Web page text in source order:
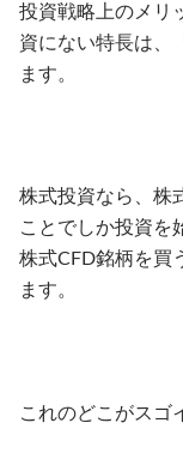
投資戦略上のメリ
資にない特長は、
ます。
株式投資なら、株
ことでしか投資を
株式CFD銘柄を買
ます。
これのどこがスゴ